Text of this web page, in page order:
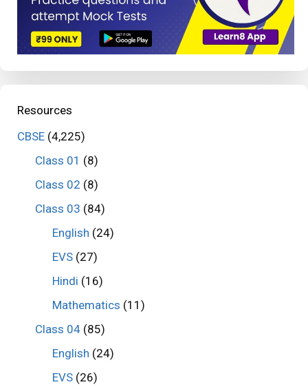
Resources
CBSE (4,225)
Class 01 (8)
Class 02 (8)
Class 03 (84)
English (24)
EVS (27)
Hindi (16)
Mathematics (11)
Class 04(85)
English (24)
EVS (26)